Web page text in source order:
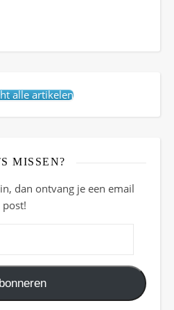
alle artikelen
MISSEN?
dan ontvang je een email